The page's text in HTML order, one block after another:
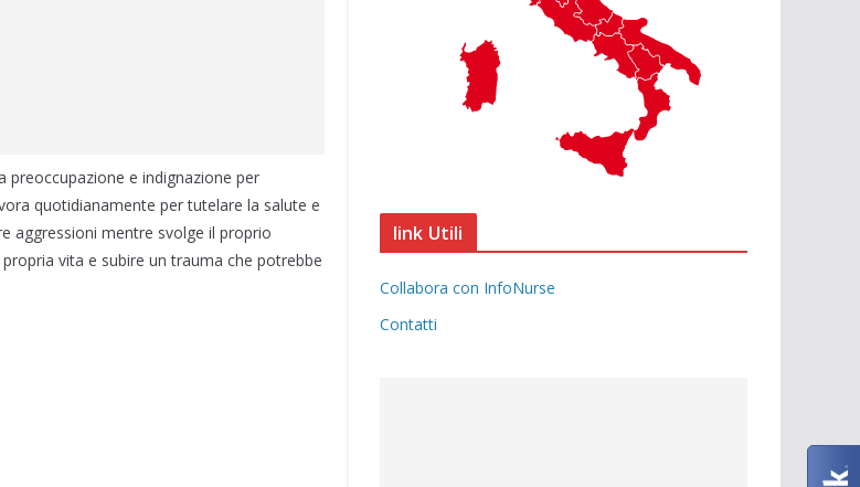
preoccupazione e indignazione per
quotidianamente per tutelare la salute e
aggressioni mentre svolge il proprio
vita e subire un trauma che potrebbe
link Utili
Collabora con InfoNurse
Contatti